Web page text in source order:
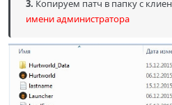
3. Копируем патч в папку с
имени администратора